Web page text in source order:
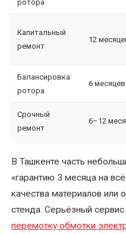
обмотки
Перемотка
электродвигателя
Перемотка
ротора
электродвигателя
Перемотка
статора
электродвигателя
Перемотка
ротора
Капитальный
ремонт
12
Балансировка
ротора
6 месяцев
Срочный
ремонт
6–12
В Ташкенте часть
«гарантию 3 месяца на
качества материалов или
стенда. Серьёзный
перемотку обмотки